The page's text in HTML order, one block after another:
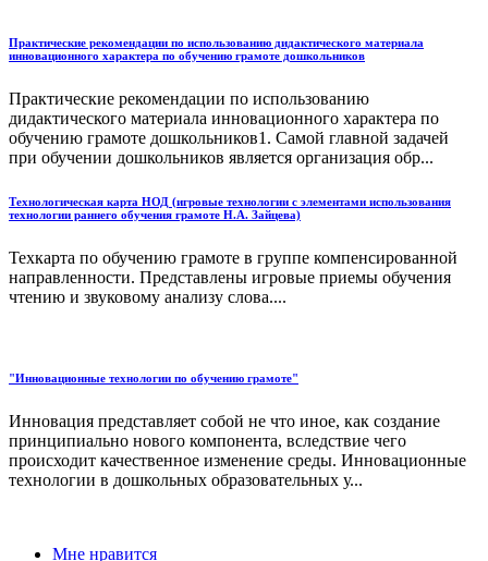
Практические рекомендации по использованию дидактического материала
инновационного характера по обучению грамоте дошкольников
Практические рекомендации по использованию
дидактического материала инновационного характера по
обучению грамоте дошкольников1. Самой главной задачей
при обучении дошкольников является организация обр...
Технологическая карта НОД (игровые технологии с элементами использования
технологии раннего обучения грамоте Н.А. Зайцева)
Техкарта по обучению грамоте в группе компенсированной
направленности. Представлены игровые приемы обучения
чтению и звуковому анализу слова....
"Инновационные технологии по обучению грамоте"
Инновация представляет собой не что иное, как создание
принципиально нового компонента, вследствие чего
происходит качественное изменение среды. Инновационные
технологии в дошкольных образовательных у...
Мне нравится